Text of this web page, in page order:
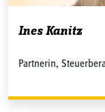
Ines Kanitz
Partnerin,